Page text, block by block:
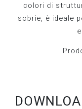
colori di
sobrie, è ideale